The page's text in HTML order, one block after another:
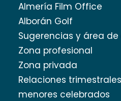
Almería Film Office
Alborán Golf
Sugerencias y área
Zona profesional
Zona privada
Relaciones
menores celebrados